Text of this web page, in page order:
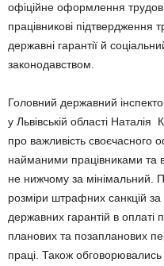
офіційне оформлення
працівникові підтвердження
державні гарантії й
законодавством.
Головний державний
у Львівській області
про важливість своєчасного
найманими працівниками та
не нижчому за мінімальний.
розміри штрафних санкцій
державних гарантій в
планових та позапланових
праці. Також